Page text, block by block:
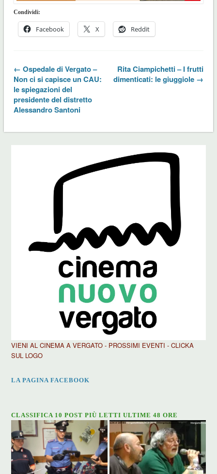
Condividi:
Facebook X Reddit
← Ospedale di Vergato –
Non ci si capisce un CAU:
le spiegazioni del
presidente del distretto
Alessandro Santoni
Rita Ciampichetti – I frutti
dimenticati: le giuggiole →
VIENI AL CINEMA A VERGATO - PROSSIMI EVENTI - CLICKA
SUL LOGO
LA PAGINA FACEBOOK
CLASSIFICA 10 POST PIÙ LETTI ULTIME 48 ORE